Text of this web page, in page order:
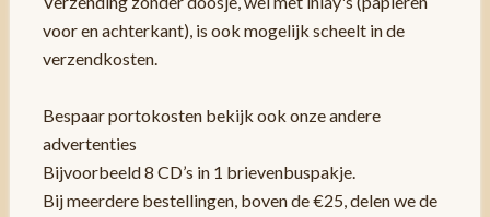
voor en achterkant), is ook mogelijk scheelt in de
verzendkosten.
Bespaar portokosten bekijk ook onze andere
advertenties
Bijvoorbeeld 8 CD’s in 1 brievenbuspakje.
Bij meerdere bestellingen, boven de €25, delen we de